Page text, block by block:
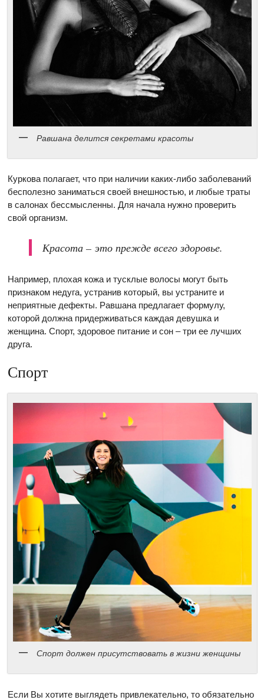
Равшана делится секретами красоты
Куркова полагает, что при наличии каких-либо заболеваний
бесполезно заниматься своей внешностью, и любые траты
в салонах бессмысленны. Для начала нужно проверить
свой организм.
Красота – это прежде всего здоровье.
Например, плохая кожа и тусклые волосы могут быть
признаком недуга, устранив который, вы устраните и
неприятные дефекты. Равшана предлагает формулу,
которой должна придерживаться каждая девушка и
женщина. Спорт, здоровое питание и сон – три ее лучших
друга.
Спорт
Спорт должен присутствовать в жизни женщины
Если Вы хотите выглядеть привлекательно, то обязательно